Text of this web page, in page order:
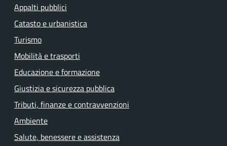
Appalti pubblici
Catasto e urbanistica
Turismo
Mobilità e trasporti
Educazione e formazione
Giustizia e sicurezza pubblica
Tributi, finanze e contravvenzioni
Ambiente
Salute, benessere e assistenza